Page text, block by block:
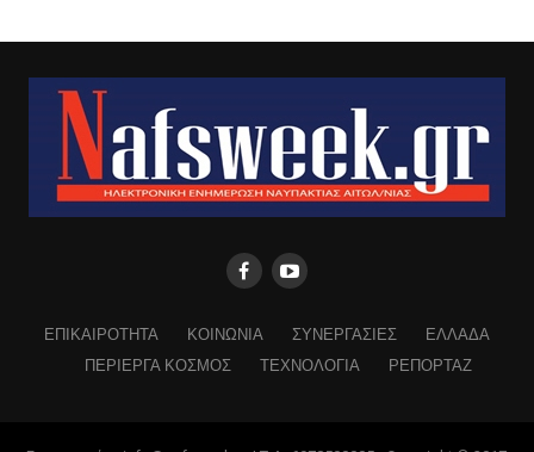
ΕΠΙΚΑΙΡΟΤΗΤΑ ΚΟΙΝΩΝΙΑ ΣΥΝΕΡΓΑΣΙΕΣ
ΕΛΛΑΔΑ
ΠΕΡΙΕΡΓΑ ΚΟΣΜΟΣ
ΤΕΧΝΟΛΟΓΙΑ ΡΕΠΟΡΤΑΖ